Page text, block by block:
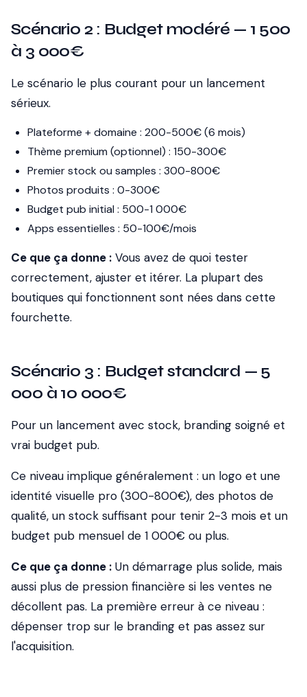
Scénario 2 : Budget modéré — 1 500
à 3 000€
Le scénario le plus courant pour un lancement
sérieux.
Plateforme + domaine : 200-500€ (6 mois)
Thème premium (optionnel) : 150-300€
Premier stock ou samples : 300-800€
Photos produits : 0-300€
Budget pub initial : 500-1 000€
Apps essentielles : 50-100€/mois
Ce que ça donne : Vous avez de quoi tester
correctement, ajuster et itérer. La plupart des
boutiques qui fonctionnent sont nées dans cette
fourchette.
Scénario 3 : Budget standard — 5
000 à 10 000€
Pour un lancement avec stock, branding soigné et
vrai budget pub.
Ce niveau implique généralement : un logo et une
identité visuelle pro (300-800€), des photos de
qualité, un stock suffisant pour tenir 2-3 mois et un
budget pub mensuel de 1 000€ ou plus.
Ce que ça donne : Un démarrage plus solide, mais
aussi plus de pression financière si les ventes ne
décollent pas. La première erreur à ce niveau :
dépenser trop sur le branding et pas assez sur
l'acquisition.